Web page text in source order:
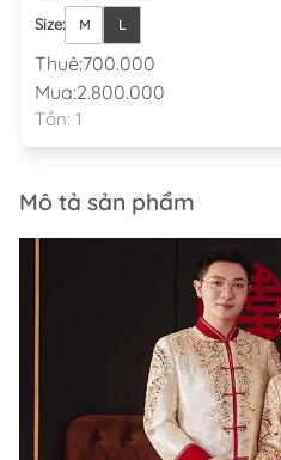
Size: M L
Thuê:700.000
Mua:2.800.000
Tồn: 1
Mô tả sản phẩm